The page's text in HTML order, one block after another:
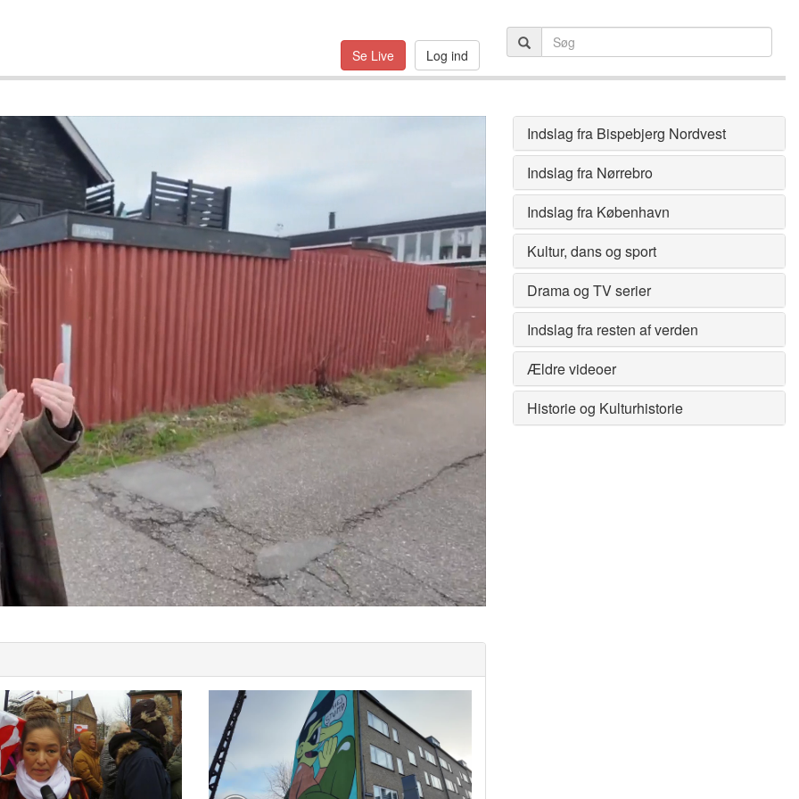
Se Live Log ind
Indslag fra Bispebjerg Nordvest
Indslag fra Nørrebro
Indslag fra København
Kultur, dans og sport
Drama og TV serier
Indslag fra resten af verden
Ældre videoer
Historie og Kulturhistorie